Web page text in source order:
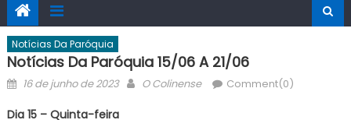
Notícias Da Paróquia
Notícias Da Paróquia 15/06 A 21/06
Posted
16 de junho de 2023 Author
O Colinense Comment(0)
Dia 15 – Quinta-feira